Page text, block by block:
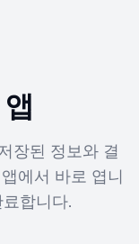
장된 정보와 결
에서 바로 엽니
합니다.